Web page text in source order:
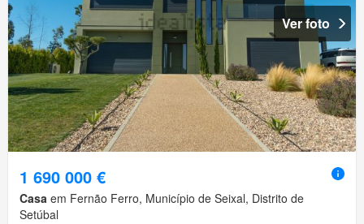
Ver foto
1 690 000 €
Casa em Fernão Ferro, Município de Seixal, Distrito de
Setúbal